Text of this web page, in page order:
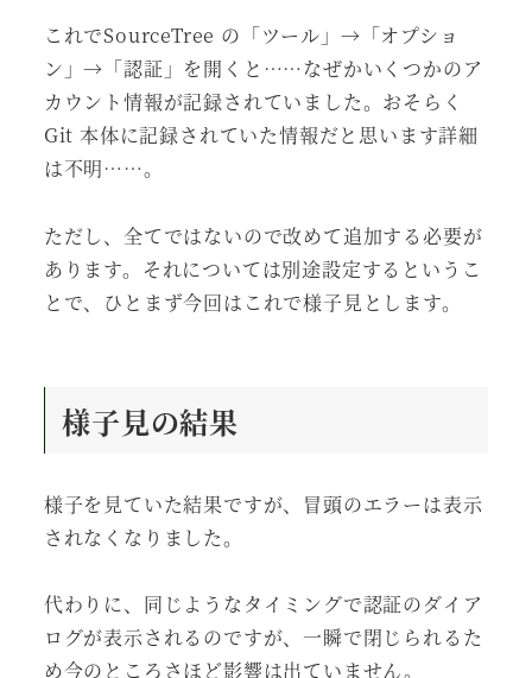
これでSourceTree の「ツール」→「オプショ
ン」→「認証」を開くと……なぜかいくつかのア
カウント情報が記録されていました。おそらく
Git 本体に記録されていた情報だと思います詳細
は不明……。
ただし、全てではないので改めて追加する必要が
あります。それについては別途設定するというこ
とで、ひとまず今回はこれで様子見とします。
様子見の結果
様子を見ていた結果ですが、冒頭のエラーは表示
されなくなりました。
代わりに、同じようなタイミングで認証のダイア
ログが表示されるのですが、一瞬で閉じられるた
め今のところさほど影響は出ていません。